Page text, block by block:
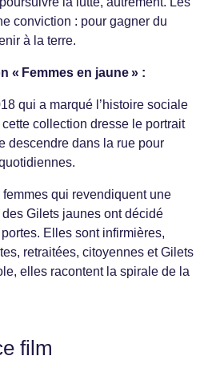
conviction : pour gagner du
à la terre.
« Femmes en jaune » :
qui a marqué l’histoire sociale
collection dresse le portrait
descendre dans la rue pour
qui revendiquent une
Gilets jaunes ont décidé
Elles sont infirmières,
retraitées, citoyennes et Gilets
elles racontent la spirale de la
film